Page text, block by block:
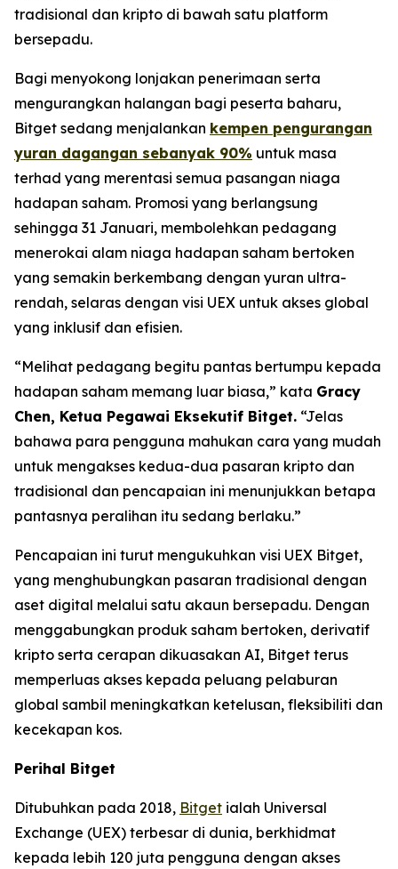
tradisional dan kripto di bawah satu platform
bersepadu.
Bagi menyokong lonjakan penerimaan serta
mengurangkan halangan bagi peserta baharu,
Bitget sedang menjalankan kempen pengurangan
yuran dagangan sebanyak 90% untuk masa
terhad yang merentasi semua pasangan niaga
hadapan saham. Promosi yang berlangsung
sehingga 31 Januari, membolehkan pedagang
menerokai alam niaga hadapan saham bertoken
yang semakin berkembang dengan yuran ultra-
rendah, selaras dengan visi UEX untuk akses global
yang inklusif dan efisien.
“Melihat pedagang begitu pantas bertumpu kepada
hadapan saham memang luar biasa,” kata Gracy
Chen, Ketua Pegawai Eksekutif Bitget. “Jelas
bahawa para pengguna mahukan cara yang mudah
untuk mengakses kedua-dua pasaran kripto dan
tradisional dan pencapaian ini menunjukkan betapa
pantasnya peralihan itu sedang berlaku.”
Pencapaian ini turut mengukuhkan visi UEX Bitget,
yang menghubungkan pasaran tradisional dengan
aset digital melalui satu akaun bersepadu. Dengan
menggabungkan produk saham bertoken, derivatif
kripto serta cerapan dikuasakan AI, Bitget terus
memperluas akses kepada peluang pelaburan
global sambil meningkatkan ketelusan, fleksibiliti dan
kecekapan kos.
Perihal Bitget
Ditubuhkan pada 2018, Bitget ialah Universal
Exchange (UEX) terbesar di dunia, berkhidmat
kepada lebih 120 juta pengguna dengan akses